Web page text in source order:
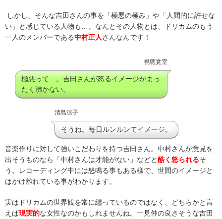
しかし、そんな吉田さんの事を「極悪の極み」や「人間的に許せな
い」と感じている人物も…。なんとその人物とは、ドリカムのもう
一人のメンバーである中村正人さんなんです！
視聴覚室
極悪って…。吉田さんが怒るイメージがまっ
たく沸かない。
清島涼子
そうね。毎日ルンルンてイメージ。
音楽作りに対して強いこだわりを持つ吉田さん。中村さんが意見を
出そうものなら「中村さんは才能がない」などと酷く怒られるそ
う。レコーディング中には怒鳴る事もある様で、世間のイメージと
はかけ離れている事がわかります。
実はドリカムの世界観を常に纏っているのではなく、どちらかと言
えば現実的な女性なのかもしれませんね。一見仲の良さそうな吉田